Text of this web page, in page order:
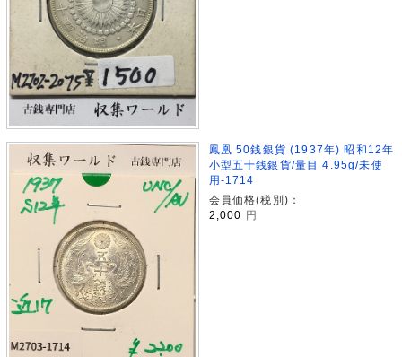
鳳凰 50銭銀貨 (1937年) 昭和12年
小型五十銭銀貨/量目 4.95g/未使
用-1714
会員価格(税別)：
2,000 円